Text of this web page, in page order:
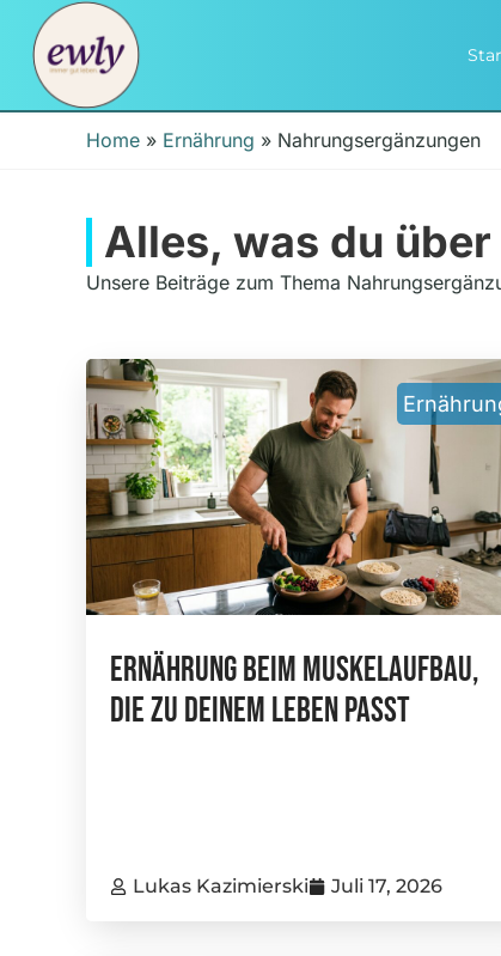
Home » Ernährung » Nahrungsergänzungen
Alles, was du
Unsere Beiträge zum Thema
Ernährung Beim Muskelaufbau,
Die Zu Deinem Leben Passt
Lukas Kazimierski Juli 17, 2026